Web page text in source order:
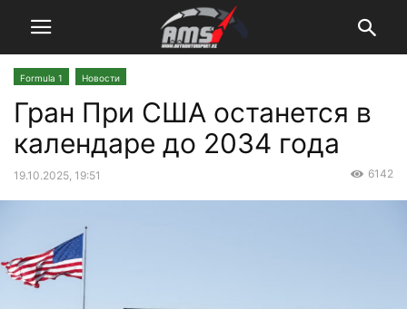
Formula 1 Новости
Гран При США останется в
календаре до 2034 года
19.10.2025, 19:51 6142